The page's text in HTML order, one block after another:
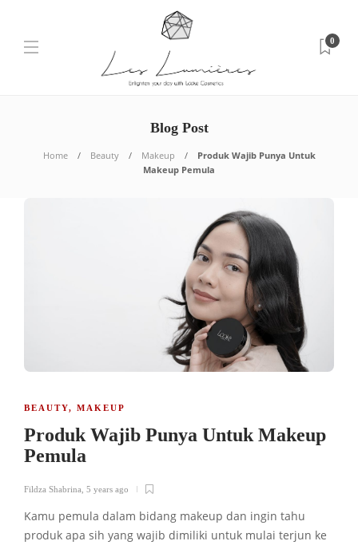
0
Blog Post
Home Beauty Makeup
Produk Wajib Punya Untuk
Makeup Pemula
BEAUTY, MAKEUP
Produk Wajib Punya Untuk Makeup
Pemula
Fildza Shabrina 5 years ago
Kamu pemula dalam bidang makeup dan ingin tahu
produk apa sih yang wajib dimiliki untuk mulai terjun ke